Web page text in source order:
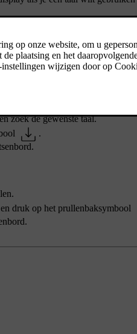
zoek de gewenste taal.
.
druk op het prullenbaksymbool